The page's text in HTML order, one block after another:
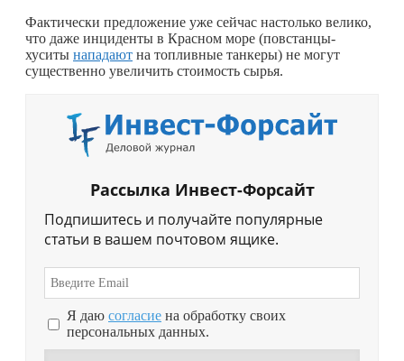
Фактически предложение уже сейчас настолько велико,
что даже инциденты в Красном море (повстанцы-
хуситы нападают на топливные танкеры) не могут
существенно увеличить стоимость сырья.
Рассылка Инвест-Форсайт
Подпишитесь и получайте популярные
статьи в вашем почтовом ящике.
Я даю согласие на обработку своих
персональных данных.